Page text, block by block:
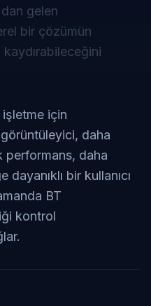
gelen
bir çözümün
için
daha
performans, daha
bir kullanıcı
BT
kontrol